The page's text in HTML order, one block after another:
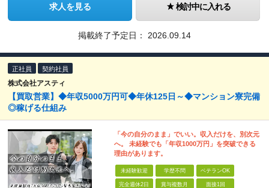
求人を見る 検討中に入れる
掲載終了予定日： 2026.09.14
正社員 契約社員
株式会社アスティ
【買取営業】◆年収5000万円可◆年休125日～◆マンション寮完備
◎稼げる仕組み
「今の自分のまま」でいい。収入だけを、別次元
へ。 未経験でも「年収1000万円」を突破できる
理由があります。
未経験歓迎 学歴不問 ベテランOK
完全週休2日 賞与複数月 面接1回